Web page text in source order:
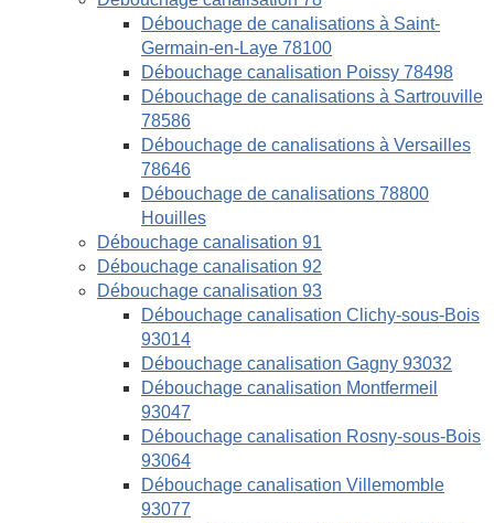
Débouchage de canalisations à Saint-
Germain-en-Laye 78100
Débouchage canalisation Poissy 78498
Débouchage de canalisations à Sartrouville
78586
Débouchage de canalisations à Versailles
78646
Débouchage de canalisations 78800
Houilles
Débouchage canalisation 91
Débouchage canalisation 92
Débouchage canalisation 93
Débouchage canalisation Clichy-sous-Bois
93014
Débouchage canalisation Gagny 93032
Débouchage canalisation Montfermeil
93047
Débouchage canalisation Rosny-sous-Bois
93064
Débouchage canalisation Villemomble
93077